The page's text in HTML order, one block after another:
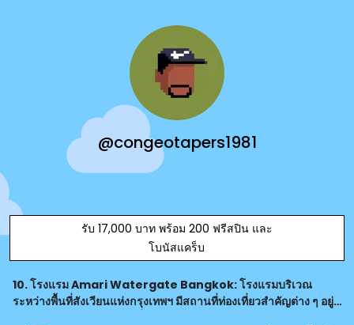
@congeotapers1981
รับ 17,000 บาท พร้อม 200 ฟรีสปิน และ
โบนัสแคร็บ
10. โรงแรม Amari Watergate Bangkok: โรงแรมบริเวณ
ระหว่างพื้นที่สังเวียนแห่งกรุงเทพฯ มีสถานที่ท่องเที่ยวสำคัญต่าง ๆ อยู่